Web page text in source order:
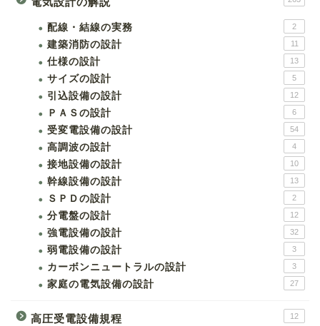
配線・結線の実務 2
建築消防の設計 11
仕様の設計 13
サイズの設計 5
引込設備の設計 12
ＰＡＳの設計 6
受変電設備の設計 54
高調波の設計 4
接地設備の設計 10
幹線設備の設計 13
ＳＰＤの設計 2
分電盤の設計 12
強電設備の設計 32
弱電設備の設計 3
カーボンニュートラルの設計 3
家庭の電気設備の設計 27
高圧受電設備規程 12